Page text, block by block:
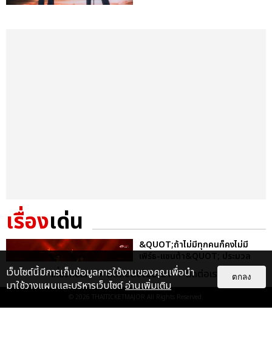
เรื่องเด่น
&QUOT;ถ้าไม่มีทุกคนก็คงไม่มี
เพิร์ธ-แซนต้า&QUOT; ประมวล
ภาพ เพิร์ธ-แซนต้า เปลี่ยน
ฮอลล์ให...
EXCLUSIVE
เกี่ยวกับเรา ติดต่อลงโฆษณา ติดต่อเรา
© 2026 THAITICKETMAJOR All Rights Reserved.
เว็บไซต์นี้มีการเก็บข้อมูลการใช้งานของคุณเพื่อนำ
มาใช้วางแผนและบริหารเว็บไซต์อ่านเพิ่มเติม
ตกลง